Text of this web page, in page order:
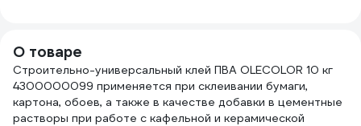
О товаре
Строительно-универсальный клей ПВА OLECOLOR 10 кг
4300000099 применяется при склеивании бумаги,
картона, обоев, а также в качестве добавки в цементные
растворы при работе с кафельной и керамической